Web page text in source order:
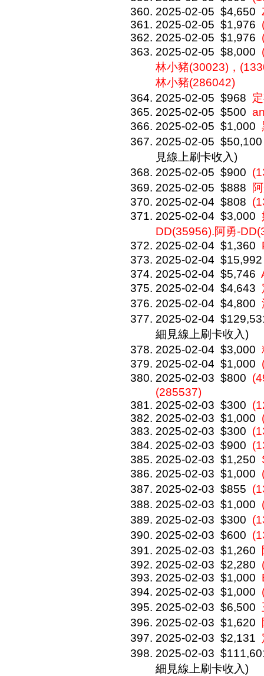
2025-02-05 $4,650
2025-02-05 $1,976
2025-02-05 $1,976
2025-02-05 $8,000
林小豬(30023)，
林小豬(286042)
2025-02-05 $968
2025-02-05 $500
2025-02-05 $1,000
2025-02-05 $50,100
見線上刷卡收入)
2025-02-05 $900
2025-02-05 $888
2025-02-04 $808
2025-02-04 $3,000
DD(35956).阿勇-
2025-02-04 $1,360
2025-02-04 $15,992
2025-02-04 $5,746
2025-02-04 $4,643
2025-02-04 $4,800
2025-02-04
細見線上刷卡收入)
2025-02-04 $3,000
2025-02-04 $1,000
2025-02-03 $800
(285537)
2025-02-03 $300
2025-02-03 $1,000
2025-02-03 $300
2025-02-03 $900
2025-02-03 $1,250
2025-02-03 $1,000
2025-02-03 $855
2025-02-03 $1,000
2025-02-03 $300
2025-02-03 $600
2025-02-03 $1,260
2025-02-03 $2,280
2025-02-03 $1,000
2025-02-03 $1,000
2025-02-03 $6,500
2025-02-03 $1,620
2025-02-03 $2,131
2025-02-03
細見線上刷卡收入)